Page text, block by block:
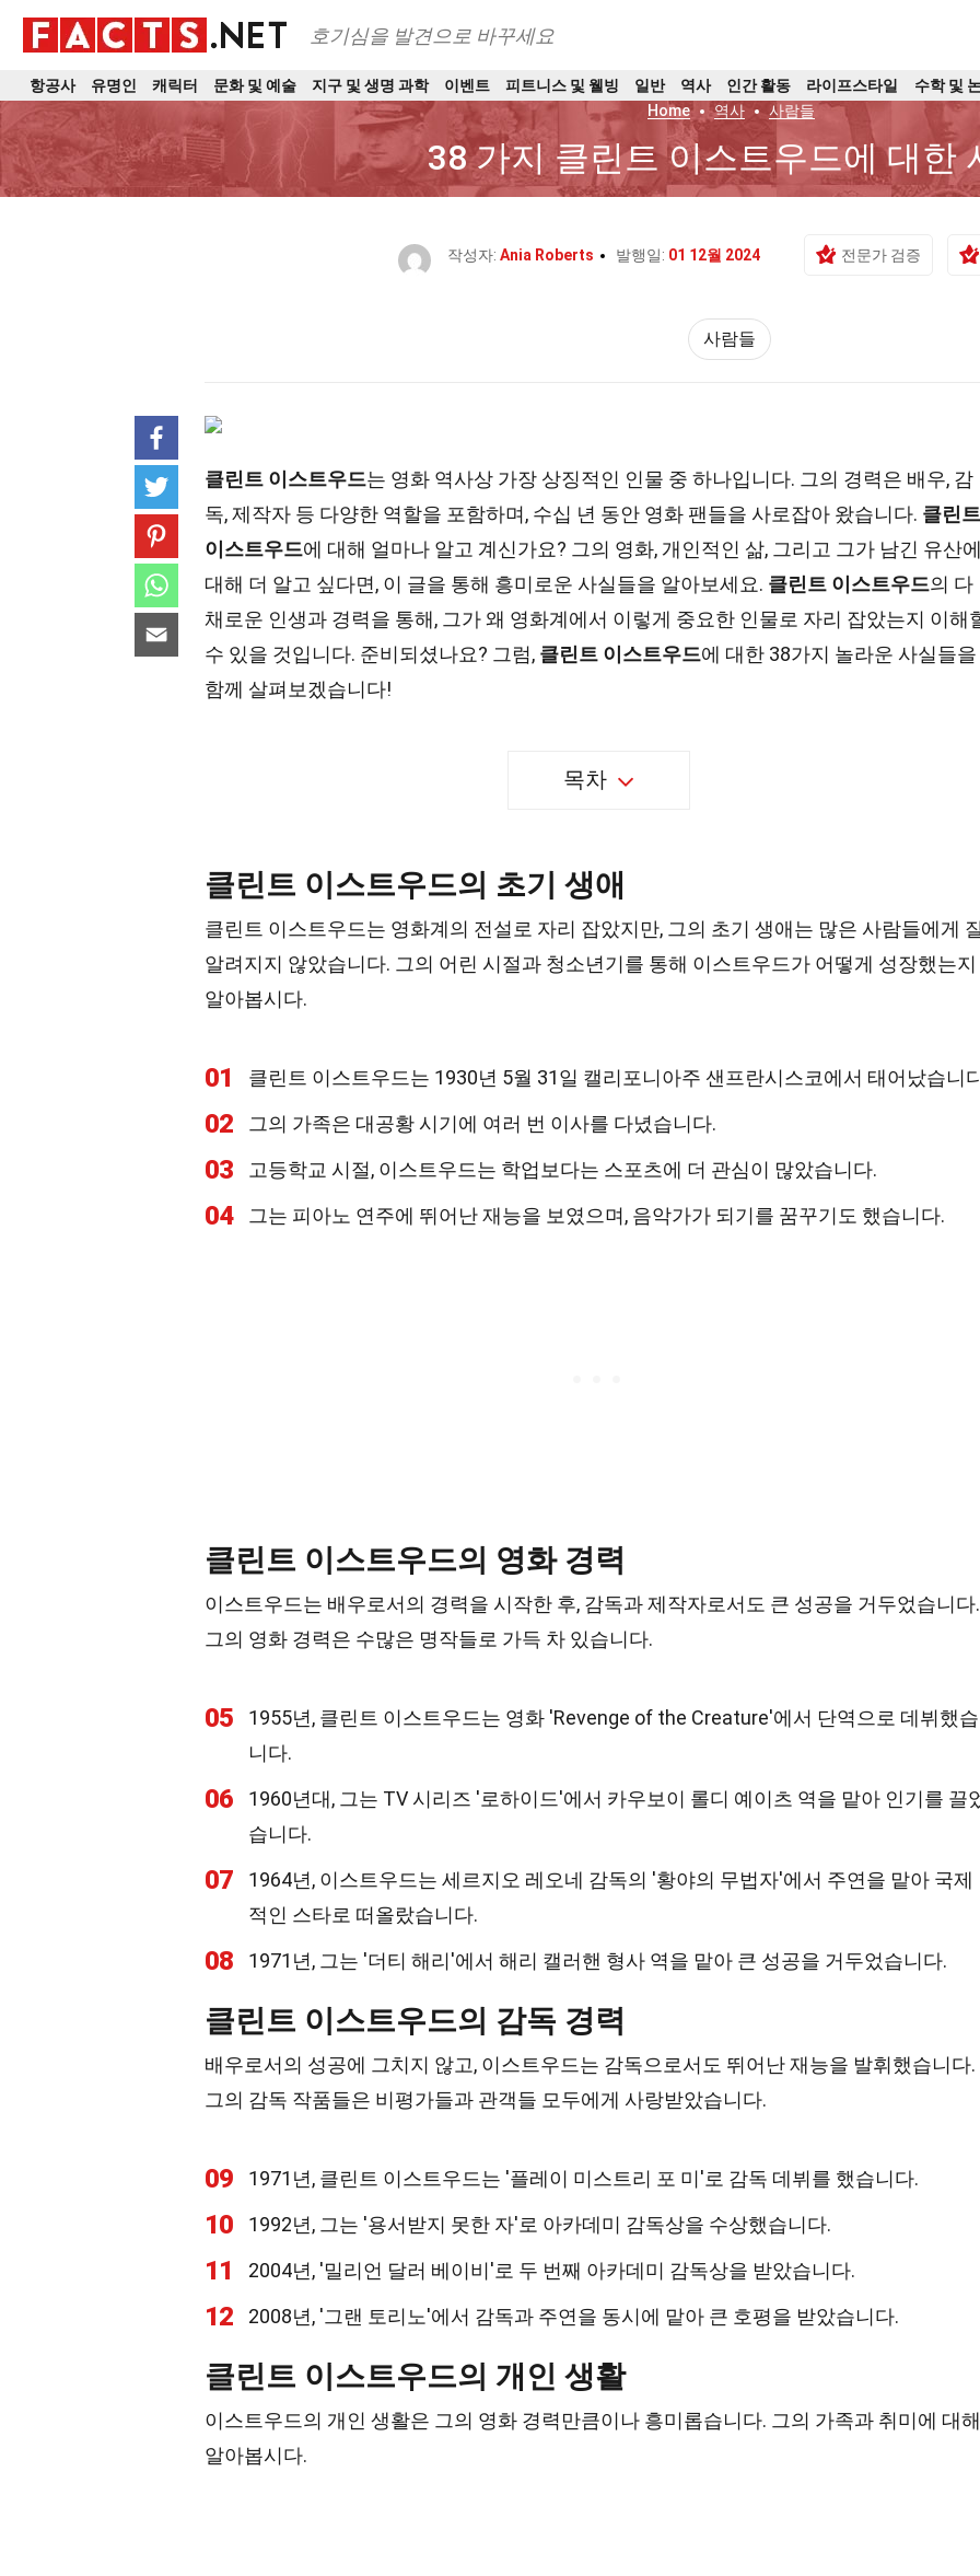
호기심을 발견으로 바꾸세요
항공사 유명인 캐릭터 문화 및 예술 지구 및 생명 과학 이벤트 피트니스 및 웰빙 일반 역사 인간 활동 라이프스타일
수학 및
Home
역사 사람들
38 가지 클린트 이스트우드에 대한
작성자: Ania Roberts 발행일: 01 12월 2024 전문가 검증
사람들
클린트 이스트우드는 영화 역사상 가장 상징적인 인물 중 하나입니다. 그의 경력은 배우, 감
독, 제작자 등 다양한 역할을 포함하며, 수십 년 동안 영화 팬들을 사로잡아 왔습니다. 클린트
이스트우드에 대해 얼마나 알고 계신가요? 그의 영화, 개인적인 삶, 그리고 그가 남긴 유산
대해 더 알고 싶다면, 이 글을 통해 흥미로운 사실들을 알아보세요. 클린트 이스트우드의 다
채로운 인생과 경력을 통해, 그가 왜 영화계에서 이렇게 중요한 인물로 자리 잡았는지 이해
수 있을 것입니다. 준비되셨나요? 그럼, 클린트 이스트우드에 대한 38가지 놀라운 사실들을
함께 살펴보겠습니다!
목차
클린트 이스트우드의 초기 생애
클린트 이스트우드는 영화계의 전설로 자리 잡았지만, 그의 초기 생애는 많은 사람들에게
알려지지 않았습니다. 그의 어린 시절과 청소년기를 통해 이스트우드가 어떻게 성장했는지
알아봅시다.
01 클린트 이스트우드는 1930년 5월 31일 캘리포니아주 샌프란시스코에서 태어났습니
02 그의 가족은 대공황 시기에 여러 번 이사를 다녔습니다.
03 고등학교 시절, 이스트우드는 학업보다는 스포츠에 더 관심이 많았습니다.
04 그는 피아노 연주에 뛰어난 재능을 보였으며, 음악가가 되기를 꿈꾸기도 했습니다.
클린트 이스트우드의 영화 경력
이스트우드는 배우로서의 경력을 시작한 후, 감독과 제작자로서도 큰 성공을 거두었습니다.
그의 영화 경력은 수많은 명작들로 가득 차 있습니다.
05
1955년, 클린트 이스트우드는 영화 'Revenge of the Creature'에서 단역으로 데뷔했습
니다.
06
1960년대, 그는 TV 시리즈 '로하이드'에서 카우보이 롤디 예이츠 역을 맡아 인기를 끌
습니다.
07
1964년, 이스트우드는 세르지오 레오네 감독의 '황야의 무법자'에서 주연을 맡아 국제
적인 스타로 떠올랐습니다.
08 1971년, 그는 '더티 해리'에서 해리 캘러핸 형사 역을 맡아 큰 성공을 거두었습니다.
클린트 이스트우드의 감독 경력
배우로서의 성공에 그치지 않고, 이스트우드는 감독으로서도 뛰어난 재능을 발휘했습니다.
그의 감독 작품들은 비평가들과 관객들 모두에게 사랑받았습니다.
09 1971년, 클린트 이스트우드는 '플레이 미스트리 포 미'로 감독 데뷔를 했습니다.
10 1992년, 그는 '용서받지 못한 자'로 아카데미 감독상을 수상했습니다.
11 2004년, '밀리언 달러 베이비'로 두 번째 아카데미 감독상을 받았습니다.
12 2008년, '그랜 토리노'에서 감독과 주연을 동시에 맡아 큰 호평을 받았습니다.
클린트 이스트우드의 개인 생활
이스트우드의 개인 생활은 그의 영화 경력만큼이나 흥미롭습니다. 그의 가족과 취미에 대해
알아봅시다.